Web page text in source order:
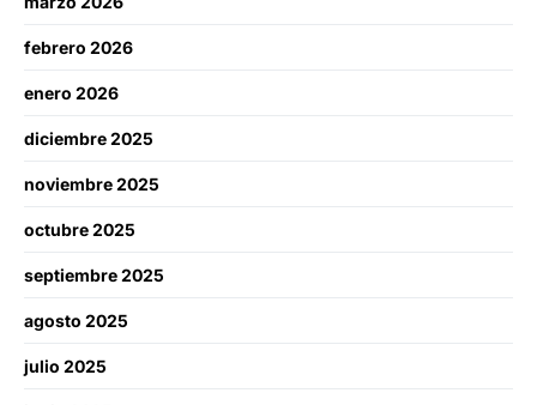
febrero 2026
enero 2026
diciembre 2025
noviembre 2025
octubre 2025
septiembre 2025
agosto 2025
julio 2025